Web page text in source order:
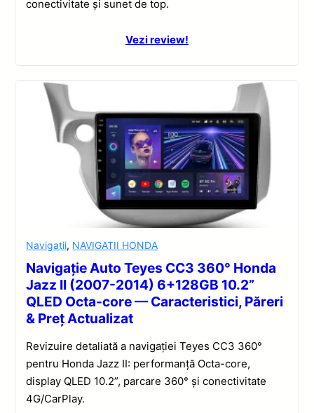
conectivitate și sunet de top.
Vezi review!
Navigatii, NAVIGATII HONDA
Navigație Auto Teyes CC3 360° Honda
Jazz II (2007-2014) 6+128GB 10.2”
QLED Octa-core — Caracteristici, Păreri
& Preț Actualizat
Revizuire detaliată a navigației Teyes CC3 360°
pentru Honda Jazz II: performanță Octa-core,
display QLED 10.2”, parcare 360° și conectivitate
4G/CarPlay.